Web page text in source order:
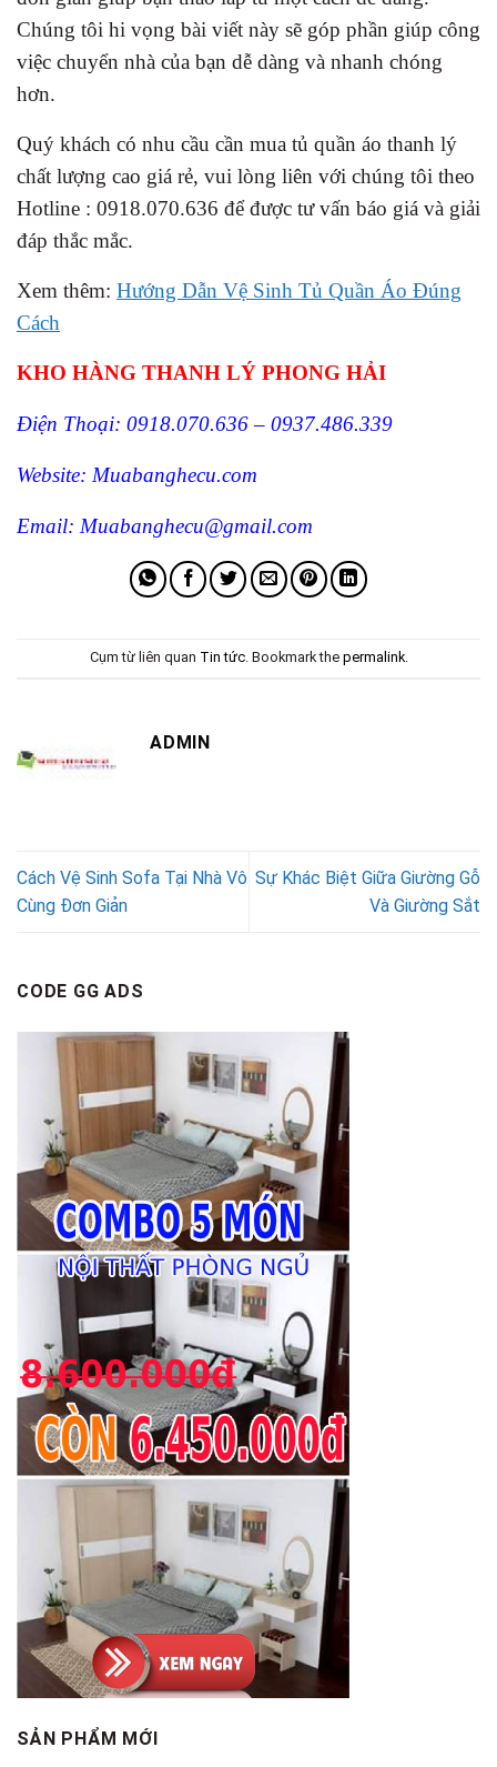
Chúng tôi hi vọng bài viết này sẽ góp phần giúp công
việc chuyển nhà của bạn dễ dàng và nhanh chóng
hơn.
Quý khách có nhu cầu cần mua tủ quần áo thanh lý
chất lượng cao giá rẻ, vui lòng liên với chúng tôi theo
Hotline : 0918.070.636 để được tư vấn báo giá và giải
đáp thắc mắc.
Xem thêm: Hướng Dẫn Vệ Sinh Tủ Quần Áo Đúng
Cách
KHO HÀNG THANH LÝ PHONG HẢI
Điện Thoại: 0918.070.636 – 0937.486.339
Website: Muabanghecu.com
Email: Muabanghecu@gmail.com
Cụm từ liên quan Tin tức. Bookmark the permalink.
ADMIN
Cách Vệ Sinh Sofa Tại Nhà Vô
Cùng Đơn Giản
Sự Khác Biệt Giữa Giường Gỗ
Và Giường Sắt
CODE GG ADS
SẢN PHẨM MỚI